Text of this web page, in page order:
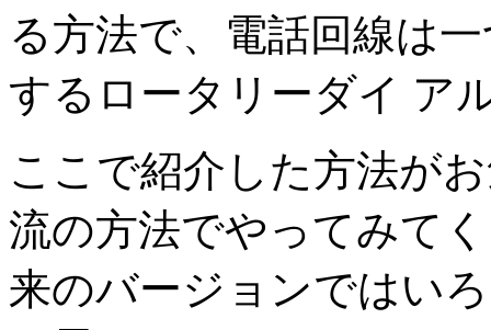
る方法で、電話回線は
するロータリーダイ ア
ここで紹介した方法が
流の方法でやってみて
来のバージョンではい